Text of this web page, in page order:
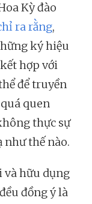
Kỳ đào
ra rằng,
ký hiệu
hợp với
để truyền
quen
thực sự
như thế nào.
và hữu dụng
đồng ý là